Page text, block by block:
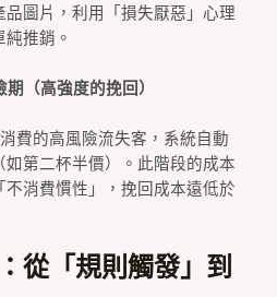
圖片，利用「損失厭惡」心理
推銷。
（高強度的挽回）
費的高風險流失客，系統自動
第二杯半價）。此階段的成本
消費慣性」，挽回成本遠低於
從「規則觸發」到